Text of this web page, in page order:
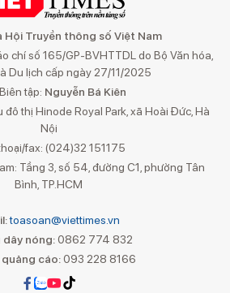
Hội Truyền thông số Việt Nam
chí số 165/GP-BVHTTDL do Bộ Văn hóa,
Du lịch cấp ngày 27/11/2025
tập: Nguyễn Bá Kiên
đô thị Hinode Royal Park, xã Hoài Đức, Hà
Nội
fax: (024)32 151175
Tầng 3, số 54, đường C1, phường Tân
Bình, TP.HCM
toasoan@viettimes.vn
nóng: 0862 774 832
quảng cáo:093 228 8166